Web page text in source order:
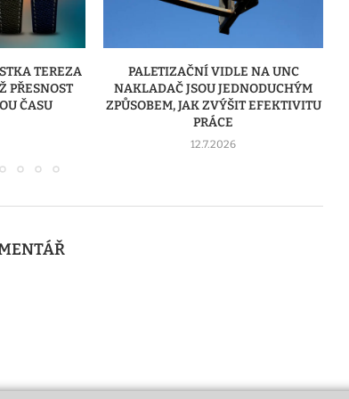
NA UNC
EFEKTIVITU
VÝROBA REKLAMY JAKO CESTA K
SILNĚJŠÍ ZNAČCE
8.7.2026